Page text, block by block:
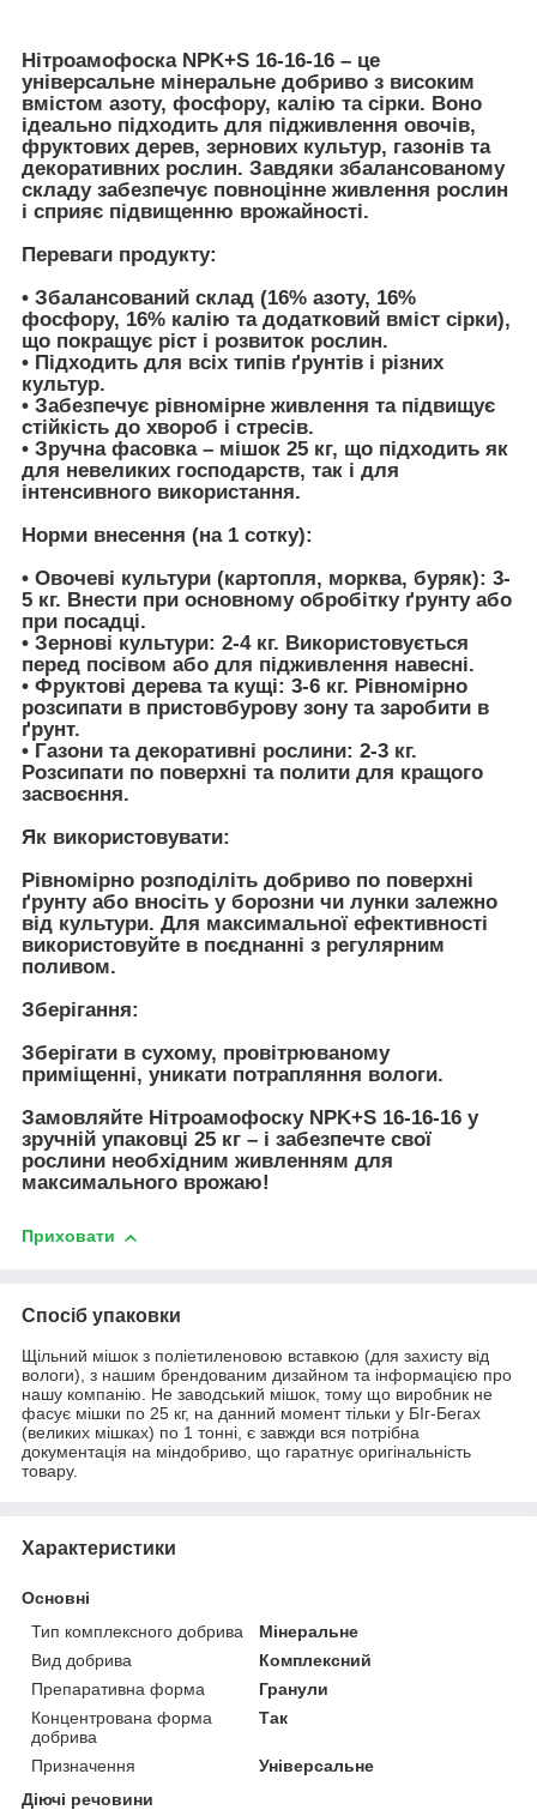
Нітроамофоска NPK+S 16-16-16 – це
універсальне мінеральне добриво з високим
вмістом азоту, фосфору, калію та сірки. Воно
ідеально підходить для підживлення овочів,
фруктових дерев, зернових культур, газонів та
декоративних рослин. Завдяки збалансованому
складу забезпечує повноцінне живлення рослин
і сприяє підвищенню врожайності.
Переваги продукту:
• Збалансований склад (16% азоту, 16%
фосфору, 16% калію та додатковий вміст сірки),
що покращує ріст і розвиток рослин.
• Підходить для всіх типів ґрунтів і різних
культур.
• Забезпечує рівномірне живлення та підвищує
стійкість до хвороб і стресів.
• Зручна фасовка – мішок 25 кг, що підходить як
для невеликих господарств, так і для
інтенсивного використання.
Норми внесення (на 1 сотку):
• Овочеві культури (картопля, морква, буряк): 3-
5 кг. Внести при основному обробітку ґрунту або
при посадці.
• Зернові культури: 2-4 кг. Використовується
перед посівом або для підживлення навесні.
• Фруктові дерева та кущі: 3-6 кг. Рівномірно
розсипати в пристовбурову зону та заробити в
ґрунт.
• Газони та декоративні рослини: 2-3 кг.
Розсипати по поверхні та полити для кращого
засвоєння.
Як використовувати:
Рівномірно розподіліть добриво по поверхні
ґрунту або вносіть у борозни чи лунки залежно
від культури. Для максимальної ефективності
використовуйте в поєднанні з регулярним
поливом.
Зберігання:
Зберігати в сухому, провітрюваному
приміщенні, уникати потрапляння вологи.
Замовляйте Нітроамофоску NPK+S 16-16-16 у
зручній упаковці 25 кг – і забезпечте свої
рослини необхідним живленням для
максимального врожаю!
Приховати
Спосіб упаковки
Щільний мішок з поліетиленовою вставкою (для захисту від
вологи), з нашим брендованим дизайном та інформацією про
нашу компанію. Не заводський мішок, тому що виробник не
фасує мішки по 25 кг, на данний момент тільки у БІг-Бегах
(великих мішках) по 1 тонні, є завжди вся потрібна
документація на міндобриво, що гаратнує оригінальність
товару.
Характеристики
Основні
Тип комплексного добрива
Мінеральне
Вид добрива
Комплексний
Препаративна форма
Гранули
Концентрована форма
добрива
Так
Призначення
Універсальне
Діючі речовини